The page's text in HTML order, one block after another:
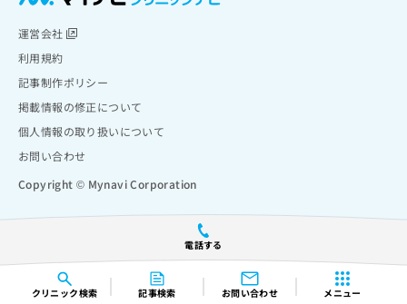
クリニック検索 記事検索 お問い合わせ メニュー
電話する
運営会社
利用規約
記事制作ポリシー
掲載情報の修正について
個人情報の取り扱いについて
お問い合わせ
Copyright © Mynavi Corporation